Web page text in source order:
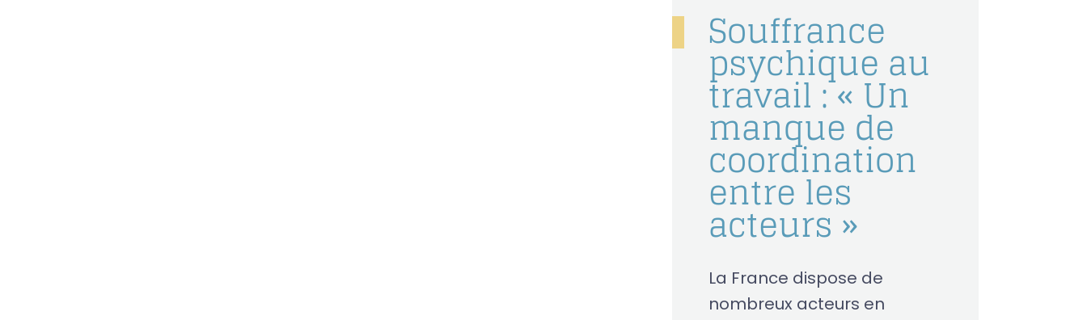
Souffrance
psychique au
travail : « Un
manque de
coordination
entre les
acteurs »
La France dispose de
nombreux acteurs en